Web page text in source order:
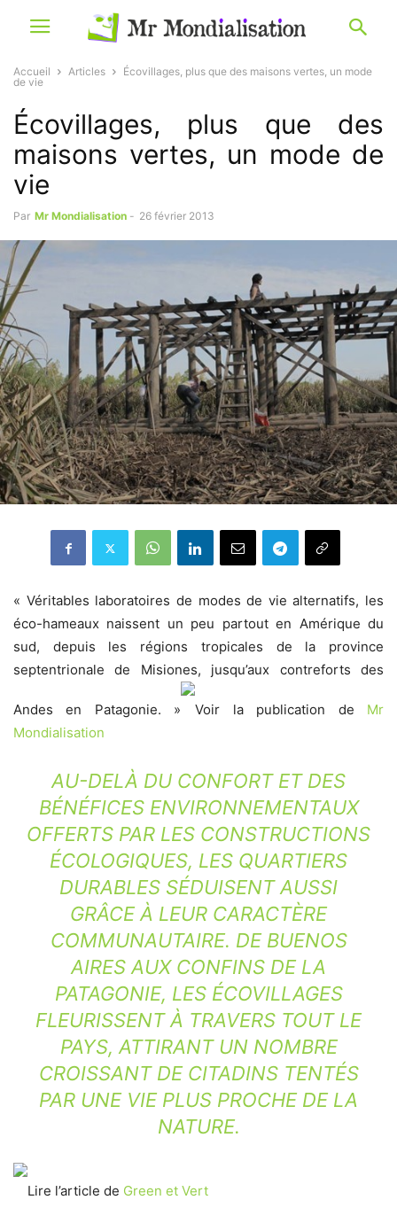
Accueil Articles
Écovillages, plus que des maisons vertes, un mode
de vie
Écovillages, plus que des
maisons vertes, un mode de
vie
Par Mr Mondialisation - 26 février 2013
« Véritables laboratoires de modes de vie alternatifs, les
éco-hameaux naissent un peu partout en Amérique du
sud, depuis les régions tropicales de la province
septentrionale de Misiones, jusqu’aux contreforts des
Andes en Patagonie. » Voir la publication de Mr
Mondialisation
AU-DELÀ DU CONFORT ET DES
BÉNÉFICES ENVIRONNEMENTAUX
OFFERTS PAR LES CONSTRUCTIONS
ÉCOLOGIQUES, LES QUARTIERS
DURABLES SÉDUISENT AUSSI
GRÂCE À LEUR CARACTÈRE
COMMUNAUTAIRE. DE BUENOS
AIRES AUX CONFINS DE LA
PATAGONIE, LES ÉCOVILLAGES
FLEURISSENT À TRAVERS TOUT LE
PAYS, ATTIRANT UN NOMBRE
CROISSANT DE CITADINS TENTÉS
PAR UNE VIE PLUS PROCHE DE LA
NATURE.
Lire l’article de Green et Vert